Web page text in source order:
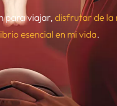
para viajar,disfrutar de la
esencial en mi vida.